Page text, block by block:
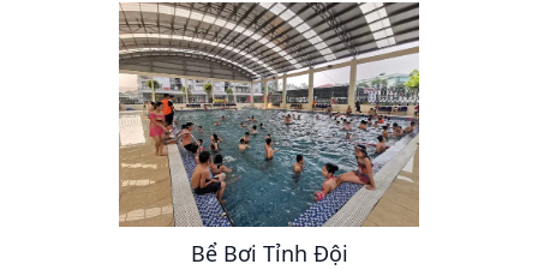
Bể Bơi Tỉnh Đội